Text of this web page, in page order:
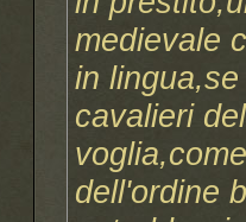
medievale
in
cavalieri
dell'ordine